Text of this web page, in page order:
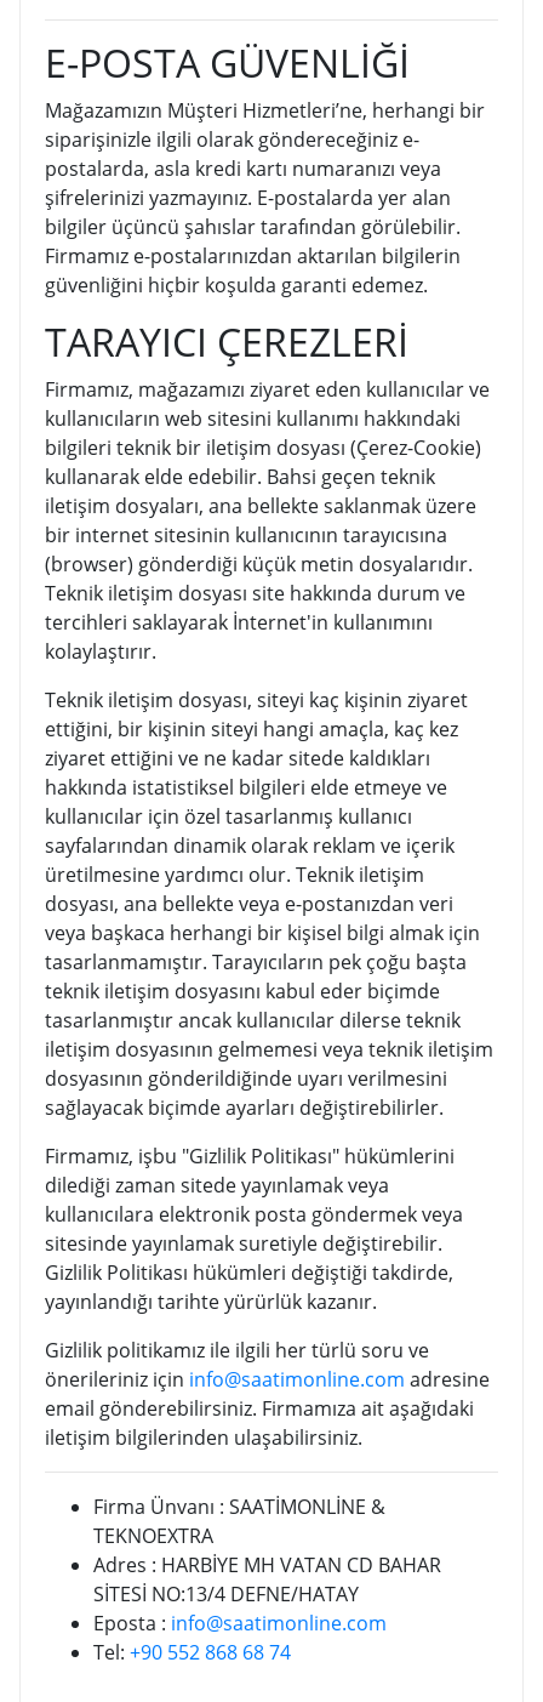
E-POSTA GÜVENLİĞİ
Mağazamızın Müşteri Hizmetleri’ne, herhangi bir
siparişinizle ilgili olarak göndereceğiniz e-
postalarda, asla kredi kartı numaranızı veya
şifrelerinizi yazmayınız. E-postalarda yer alan
bilgiler üçüncü şahıslar tarafından görülebilir.
Firmamız e-postalarınızdan aktarılan bilgilerin
güvenliğini hiçbir koşulda garanti edemez.
TARAYICI ÇEREZLERİ
Firmamız, mağazamızı ziyaret eden kullanıcılar ve
kullanıcıların web sitesini kullanımı hakkındaki
bilgileri teknik bir iletişim dosyası (Çerez-Cookie)
kullanarak elde edebilir. Bahsi geçen teknik
iletişim dosyaları, ana bellekte saklanmak üzere
bir internet sitesinin kullanıcının tarayıcısına
(browser) gönderdiği küçük metin dosyalarıdır.
Teknik iletişim dosyası site hakkında durum ve
tercihleri saklayarak İnternet'in kullanımını
kolaylaştırır.
Teknik iletişim dosyası, siteyi kaç kişinin ziyaret
ettiğini, bir kişinin siteyi hangi amaçla, kaç kez
ziyaret ettiğini ve ne kadar sitede kaldıkları
hakkında istatistiksel bilgileri elde etmeye ve
kullanıcılar için özel tasarlanmış kullanıcı
sayfalarından dinamik olarak reklam ve içerik
üretilmesine yardımcı olur. Teknik iletişim
dosyası, ana bellekte veya e-postanızdan veri
veya başkaca herhangi bir kişisel bilgi almak için
tasarlanmamıştır. Tarayıcıların pek çoğu başta
teknik iletişim dosyasını kabul eder biçimde
tasarlanmıştır ancak kullanıcılar dilerse teknik
iletişim dosyasının gelmemesi veya teknik iletişim
dosyasının gönderildiğinde uyarı verilmesini
sağlayacak biçimde ayarları değiştirebilirler.
Firmamız, işbu "Gizlilik Politikası" hükümlerini
dilediği zaman sitede yayınlamak veya
kullanıcılara elektronik posta göndermek veya
sitesinde yayınlamak suretiyle değiştirebilir.
Gizlilik Politikası hükümleri değiştiği takdirde,
yayınlandığı tarihte yürürlük kazanır.
Gizlilik politikamız ile ilgili her türlü soru ve
önerileriniz için info@saatimonline.com adresine
email gönderebilirsiniz. Firmamıza ait aşağıdaki
iletişim bilgilerinden ulaşabilirsiniz.
Firma Ünvanı : SAATİMONLİNE &
TEKNOEXTRA
Adres : HARBİYE MH VATAN CD BAHAR
SİTESİ NO:13/4 DEFNE/HATAY
Eposta : info@saatimonline.com
Tel: +90 552 868 68 74